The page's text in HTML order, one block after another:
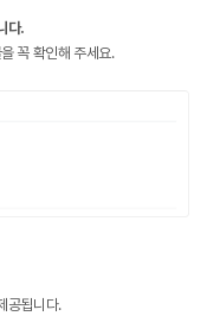
다.
꼭 확인해 주세요.
공됩니다.